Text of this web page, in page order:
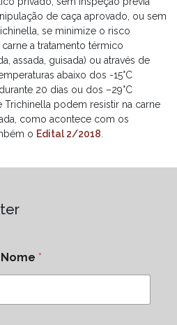
de caça aprovado, ou sem
se minimize o risco
a tratamento térmico
assada, guisada) ou através de
abaixo dos -15°C
20 dias ou dos –29°C
Trichinella podem resistir na carne
como acontece com os
o Edital 2/2018
Nome *